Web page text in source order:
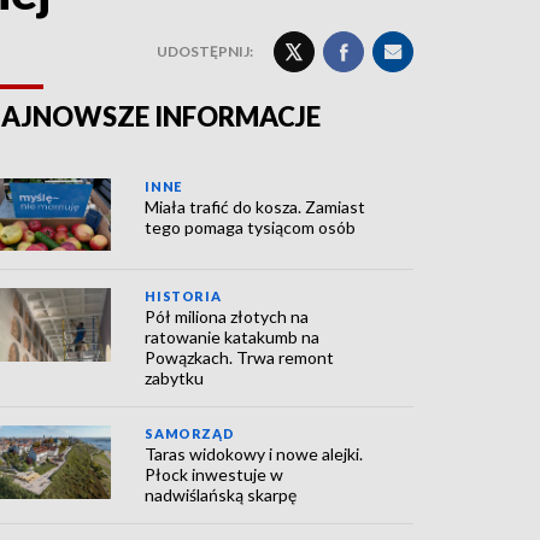
UDOSTĘPNIJ:
INFORMACJE
INNE
Miała trafić do kosza. Zamiast
tego pomaga tysiącom osób
HISTORIA
Pół miliona złotych na
ratowanie katakumb na
Powązkach. Trwa remont
zabytku
SAMORZĄD
Taras widokowy i nowe alejki.
Płock inwestuje w
nadwiślańską skarpę